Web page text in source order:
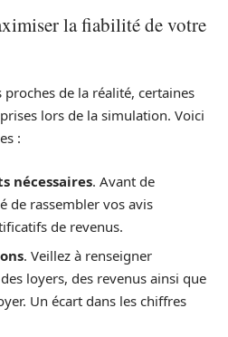
la fiabilité de votre
de la réalité, certaines
lors de la simulation. Voici
:
nécessaires. Avant de
de rassembler vos avis
de revenus.
. Veillez à renseigner
loyers, des revenus ainsi que
Un écart dans les chiffres